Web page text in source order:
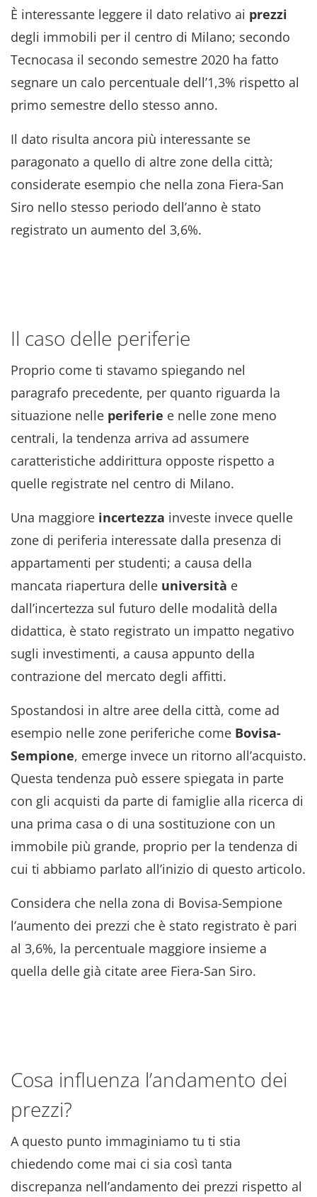
È interessante leggere il dato relativo ai prezzi
degli immobili per il centro di Milano; secondo
Tecnocasa il secondo semestre 2020 ha fatto
segnare un calo percentuale dell’1,3% rispetto al
primo semestre dello stesso anno.
Il dato risulta ancora più interessante se
paragonato a quello di altre zone della città;
considerate esempio che nella zona Fiera-San
Siro nello stesso periodo dell’anno è stato
registrato un aumento del 3,6%.
Il caso delle periferie
Proprio come ti stavamo spiegando nel
paragrafo precedente, per quanto riguarda la
situazione nelle periferie e nelle zone meno
centrali, la tendenza arriva ad assumere
caratteristiche addirittura opposte rispetto a
quelle registrate nel centro di Milano.
Una maggiore incertezza investe invece quelle
zone di periferia interessate dalla presenza di
appartamenti per studenti; a causa della
mancata riapertura delle università e
dall’incertezza sul futuro delle modalità della
didattica, è stato registrato un impatto negativo
sugli investimenti, a causa appunto della
contrazione del mercato degli affitti.
Spostandosi in altre aree della città, come ad
esempio nelle zone periferiche come Bovisa-
Sempione, emerge invece un ritorno all’acquisto.
Questa tendenza può essere spiegata in parte
con gli acquisti da parte di famiglie alla ricerca di
una prima casa o di una sostituzione con un
immobile più grande, proprio per la tendenza di
cui ti abbiamo parlato all’inizio di questo articolo.
Considera che nella zona di Bovisa-Sempione
l’aumento dei prezzi che è stato registrato è pari
al 3,6%, la percentuale maggiore insieme a
quella delle già citate aree Fiera-San Siro.
Cosa influenza l’andamento dei
prezzi?
A questo punto immaginiamo tu ti stia
chiedendo come mai ci sia così tanta
discrepanza nell’andamento dei prezzi rispetto al